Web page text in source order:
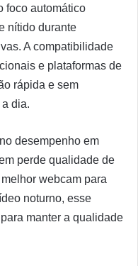
foco automático
nítido durante
A compatibilidade
e plataformas de
rápida e sem
dia.
desempenho em
perde qualidade de
webcam para
noturno, esse
manter a qualidade